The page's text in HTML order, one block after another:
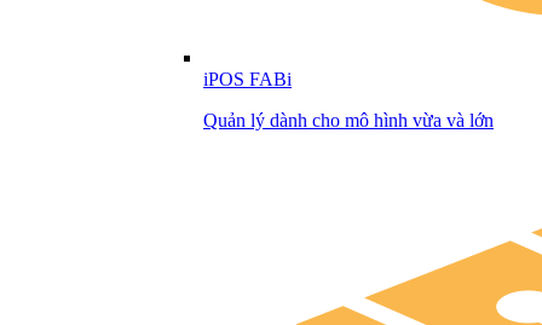
iPOS FABi
Quản lý dành cho mô hình vừa và lớn